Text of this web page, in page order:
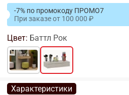
-7% по промокоду ПРОМО7
При заказеот 100 000
Цвет: Баттл Рок
Характеристики